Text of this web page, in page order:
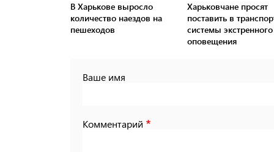
В Харькове выросло
количество наездов на
пешеходов
Харьковчане просят
поставить в
системы экстренного
оповещения
Ваше имя
Комментарий